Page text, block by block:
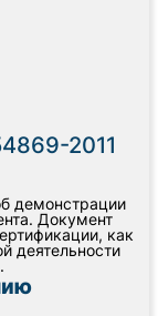
2011
демонстрации
Документ
как
деятельности